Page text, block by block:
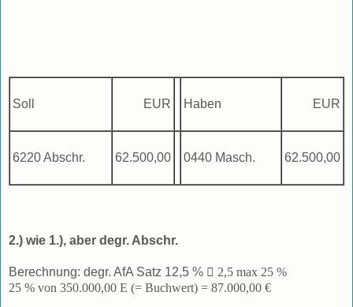
Soll EUR Haben EUR
6220 Abschr. 62.500,00 0440 Masch. 62.500,00
2.) wie 1.), aber degr. Abschr.
Berechnung: degr. AfA Satz 12,5 %  2,5 max 25 %
25 % von 350.000,00 E (= Buchwert) = 87.000,00 €